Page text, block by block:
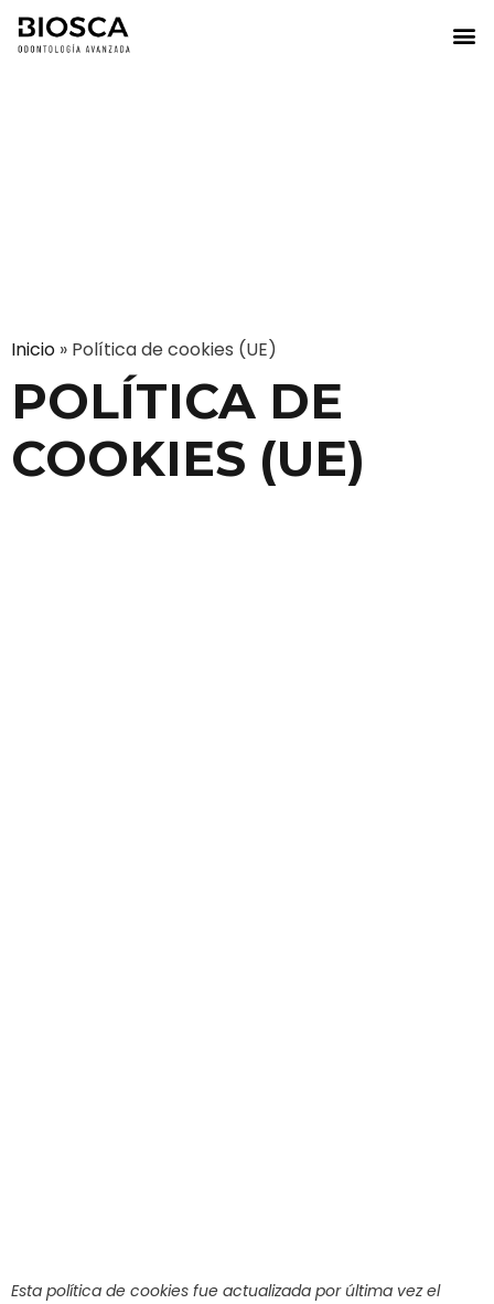
Inicio » Política de cookies (UE)
POLÍTICA DE
COOKIES (UE)
Esta política de cookies fue actualizada por última vez el